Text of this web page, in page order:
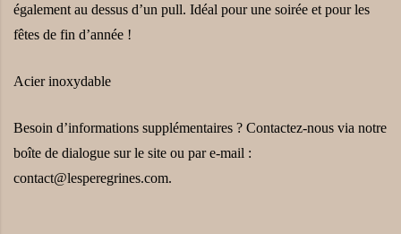
également au dessus d’un pull. Idéal pour une soirée et pour les
fêtes de fin d’année !
Acier inoxydable
Besoin d’informations supplémentaires ? Contactez-nous via notre
boîte de dialogue sur le site ou par e-mail :
contact@lesperegrines.com.